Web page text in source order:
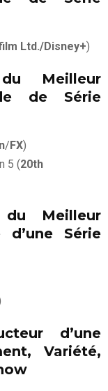
Ltd./Disney+)
Meilleur
de Série
/ FX)
5 (20th
Meilleur
d’une Série
d’une
Variété,